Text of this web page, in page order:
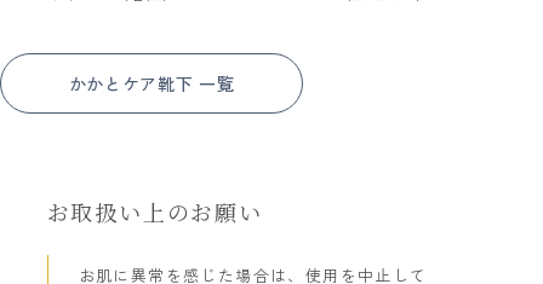
かかとケア靴下 一覧
お取扱い上のお願い
お肌に異常を感じた場合は、使用を中止して